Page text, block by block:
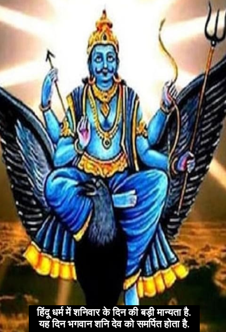
हिंदू धर्म में शनिवार के दिन की बड़ी मान्यता है.
यह दिन भगवान शनि देव को समर्पित होता है.